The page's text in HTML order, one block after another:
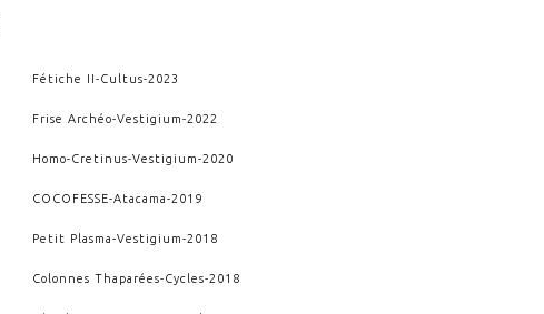
Fétiche II-Cultus-2023
Frise Archéo-Vestigium-2022
Homo-Cretinus-Vestigium-2020
COCOFESSE-Atacama-2019
Petit Plasma-Vestigium-2018
Colonnes Thaparées-Cycles-2018